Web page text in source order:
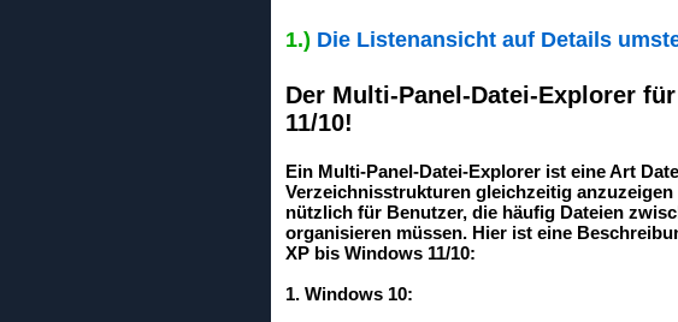
1.) Die Listenansicht auf Details
Der Multi-Panel-Datei-Explorer
11/10!
Ein Multi-Panel-Datei-Explorer ist eine Art
Verzeichnisstrukturen gleichzeitig
nützlich für Benutzer, die häufig Dateien
organisieren müssen. Hier ist eine
XP bis Windows 11/10:
1. Windows 10: